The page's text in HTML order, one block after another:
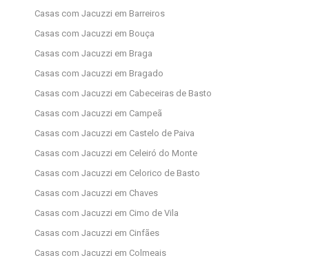
Casas com Jacuzzi em Barreiros
Casas com Jacuzzi em Bouça
Casas com Jacuzzi em Braga
Casas com Jacuzzi em Bragado
Casas com Jacuzzi em Cabeceiras de Basto
Casas com Jacuzzi em Campeã
Casas com Jacuzzi em Castelo de Paiva
Casas com Jacuzzi em Celeiró do Monte
Casas com Jacuzzi em Celorico de Basto
Casas com Jacuzzi em Chaves
Casas com Jacuzzi em Cimo de Vila
Casas com Jacuzzi em Cinfães
Casas com Jacuzzi em Colmeais